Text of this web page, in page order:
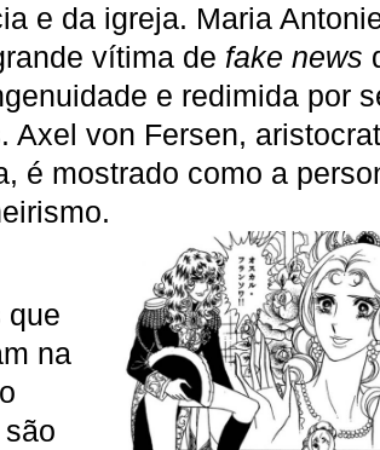
e da igreja. Maria
vítima de fake news
e redimida por
Axel von Fersen,
é mostrado como a
que
na